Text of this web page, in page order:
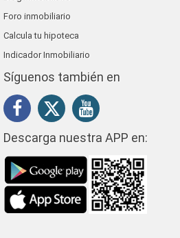
Foro inmobiliario
Calcula tu hipoteca
Indicador Inmobiliario
Síguenos también en
Descarga nuestra APP en: